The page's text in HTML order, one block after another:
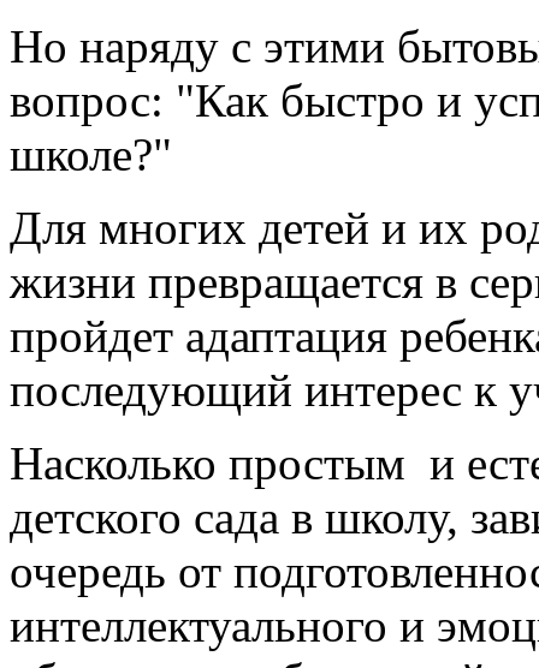
Но наряду с этими
вопрос: "Как быстро и
школе?"
Для многих детей и их
жизни превращается в
пройдет адаптация
последующий интерес к
Насколько простым и
детского сада в школу,
очередь от
интеллектуального и